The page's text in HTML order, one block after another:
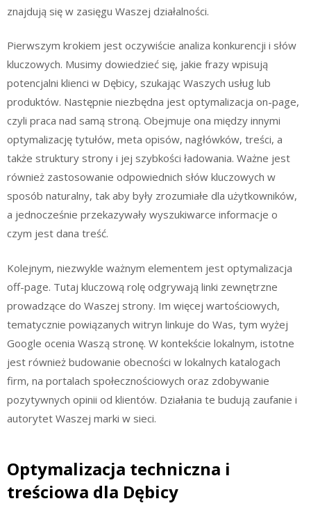
znajdują się w zasięgu Waszej działalności.
Pierwszym krokiem jest oczywiście analiza konkurencji i słów
kluczowych. Musimy dowiedzieć się, jakie frazy wpisują
potencjalni klienci w Dębicy, szukając Waszych usług lub
produktów. Następnie niezbędna jest optymalizacja on-page,
czyli praca nad samą stroną. Obejmuje ona między innymi
optymalizację tytułów, meta opisów, nagłówków, treści, a
także struktury strony i jej szybkości ładowania. Ważne jest
również zastosowanie odpowiednich słów kluczowych w
sposób naturalny, tak aby były zrozumiałe dla użytkowników,
a jednocześnie przekazywały wyszukiwarce informacje o
czym jest dana treść.
Kolejnym, niezwykle ważnym elementem jest optymalizacja
off-page. Tutaj kluczową rolę odgrywają linki zewnętrzne
prowadzące do Waszej strony. Im więcej wartościowych,
tematycznie powiązanych witryn linkuje do Was, tym wyżej
Google ocenia Waszą stronę. W kontekście lokalnym, istotne
jest również budowanie obecności w lokalnych katalogach
firm, na portalach społecznościowych oraz zdobywanie
pozytywnych opinii od klientów. Działania te budują zaufanie i
autorytet Waszej marki w sieci.
Optymalizacja techniczna i
treściowa dla Dębicy